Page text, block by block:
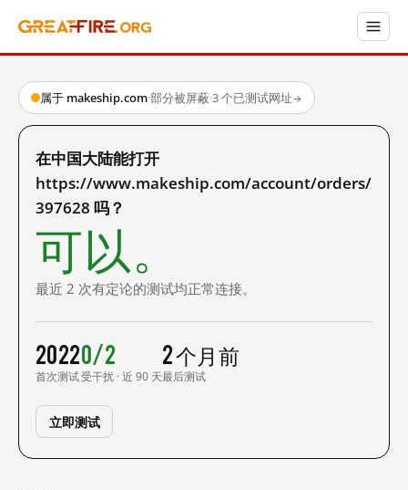
属于 makeship.com·部分被屏蔽·3 个已测试网址→
在中国大陆能打开
https://www.makeship.com/account/orders/
397628 吗？
可以。
最近 2 次有定论的测试均正常连接。
2022
首次测试
0/2
受干扰 · 近 90 天
2 个月前
最后测试
立即测试